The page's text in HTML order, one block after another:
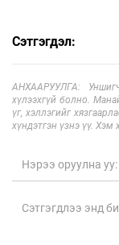
Сэтгэгдэл:
АНХААРУУЛГА:
хүлээхгүй болно.
үг, хэллэгийг
хүндэтгэн үзнэ үү. Хэм